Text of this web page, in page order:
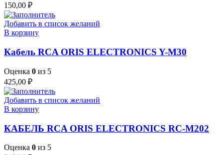
150,00 ₽
Добавить в список желаний
В корзину
Кабель RCA ORIS ELECTRONICS Y-M30
Оценка 0 из 5
425,00 ₽
Добавить в список желаний
В корзину
КАБЕЛЬ RCA ORIS ELECTRONICS RC-M202
Оценка 0 из 5